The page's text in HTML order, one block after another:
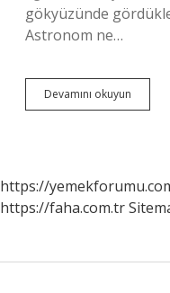
gökyüzünde
Astronom ne…
Devamını okuyun
Nedir
https://
https://faha.com.tr